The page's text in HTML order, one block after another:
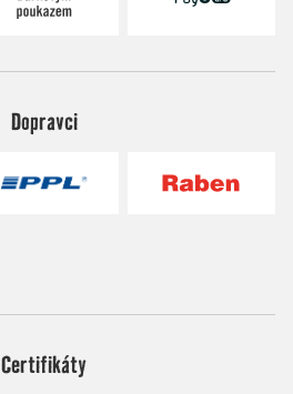
Dopravci
Certifikáty